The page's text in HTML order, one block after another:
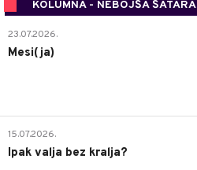
KOLUMNA - NEBOJŠA ŠATARA
23.07.2026.
Mesi(ja)
15.07.2026.
Ipak valja bez kralja?